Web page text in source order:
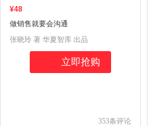
¥48
做销售就要会沟通
353条评论
张晓玲 著 华夏智库 出品
立即抢购